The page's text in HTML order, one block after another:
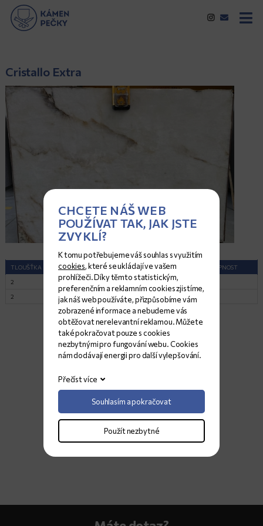
Cristallo Extra
TLOUŠŤKA (CM) ROZMĚRY (CM) POVRCH DOSTUPNOST
2 268x196 Lesk
2 337x193 Lesk
CHCETE NÁŠ WEB
POUŽÍVAT TAK, JAK JSTE
ZVYKLÍ?
K tomu potřebujeme váš souhlas s využitím
cookies, které se ukládají ve vašem
prohlížeči. Díky těmto statistickým,
preferenčním a reklamním cookies zjistíme,
jak náš web používáte, přizpůsobíme vám
zobrazené informace a nebudeme vás
obtěžovat nerelevantní reklamou. Můžete
také pokračovat pouze s cookies
nezbytnými pro fungování webu. Cookies
nám dodávají energii pro další vylepšování.
Přečíst více
Souhlasím a pokračovat
Použít nezbytné